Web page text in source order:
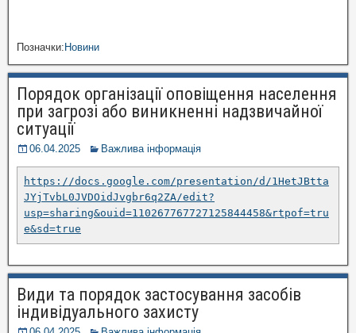
Позначки:Новини
Порядок організації оповіщення населення
при загрозі або виникненні надзвичайної
ситуації
06.04.2025 Важлива інформація
https://docs.google.com/presentation/d/1HetJBtta
JYjTvbL0JVDOidJvgbr6q2ZA/edit?
usp=sharing&ouid=110267767727125844458&rtpof=tru
e&sd=true
Види та порядок застосування засобів
індивідуального захисту